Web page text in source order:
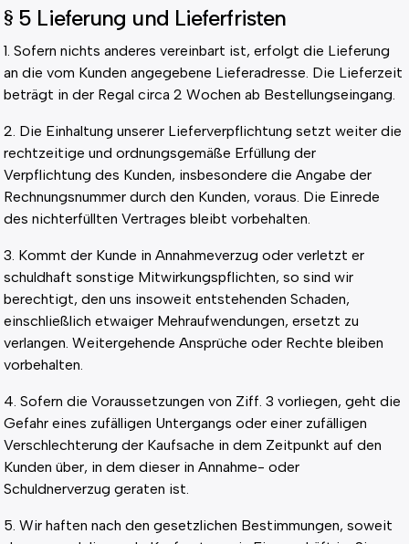
§ 5 Lieferung und Lieferfristen
1. Sofern nichts anderes vereinbart ist, erfolgt die Lieferung
an die vom Kunden angegebene Lieferadresse. Die Lieferzeit
beträgt in der Regal circa 2 Wochen ab Bestellungseingang.
2. Die Einhaltung unserer Lieferverpflichtung setzt weiter die
rechtzeitige und ordnungsgemäße Erfüllung der
Verpflichtung des Kunden, insbesondere die Angabe der
Rechnungsnummer durch den Kunden, voraus. Die Einrede
des nichterfüllten Vertrages bleibt vorbehalten.
3. Kommt der Kunde in Annahmeverzug oder verletzt er
schuldhaft sonstige Mitwirkungspflichten, so sind wir
berechtigt, den uns insoweit entstehenden Schaden,
einschließlich etwaiger Mehraufwendungen, ersetzt zu
verlangen. Weitergehende Ansprüche oder Rechte bleiben
vorbehalten.
4. Sofern die Voraussetzungen von Ziff. 3 vorliegen, geht die
Gefahr eines zufälligen Untergangs oder einer zufälligen
Verschlechterung der Kaufsache in dem Zeitpunkt auf den
Kunden über, in dem dieser in Annahme- oder
Schuldnerverzug geraten ist.
5. Wir haften nach den gesetzlichen Bestimmungen, soweit